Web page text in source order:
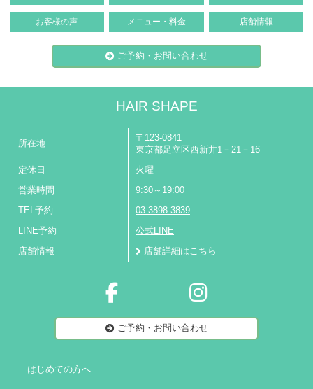
お客様の声 メニュー・料金 店舗情報
ご予約・お問い合わせ
HAIR SHAPE
所在地
〒123-0841
東京都足立区西新井1－21－16
定休日 火曜
営業時間 9:30～19:00
TEL予約 03-3898-3839
LINE予約 公式LINE
店舗情報 店舗詳細はこちら
ご予約・お問い合わせ
はじめての方へ